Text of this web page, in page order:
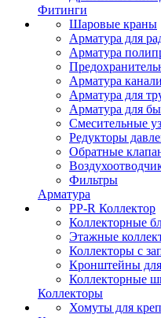
Фитинги
Шаровые краны
Арматура для
Арматура
Арматура
Арматура для
Арматура для
Смесительные
Редукторы
Обратные
Фильтры
Арматура
PP-R Коллектор
Коллекторные
Этажные
Коллекторы с
Кронштейны для
Коллекторные
Коллекторы
Хомуты для